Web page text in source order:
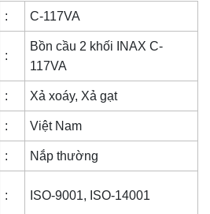
: C-117VA
:
Bồn cầu 2 khối INAX C-
117VA
: Xả xoáy, Xả gạt
: Việt Nam
: Nắp thường
: ISO-9001, ISO-14001